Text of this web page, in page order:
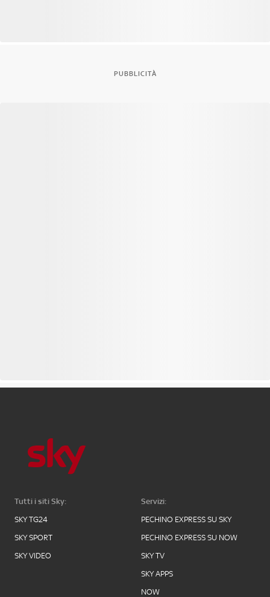
PUBBLICITÀ
Tutti i siti Sky:
SKY TG24
SKY SPORT
SKY VIDEO
Servizi:
PECHINO EXPRESS SU SKY
PECHINO EXPRESS SU NOW
SKY TV
SKY APPS
NOW